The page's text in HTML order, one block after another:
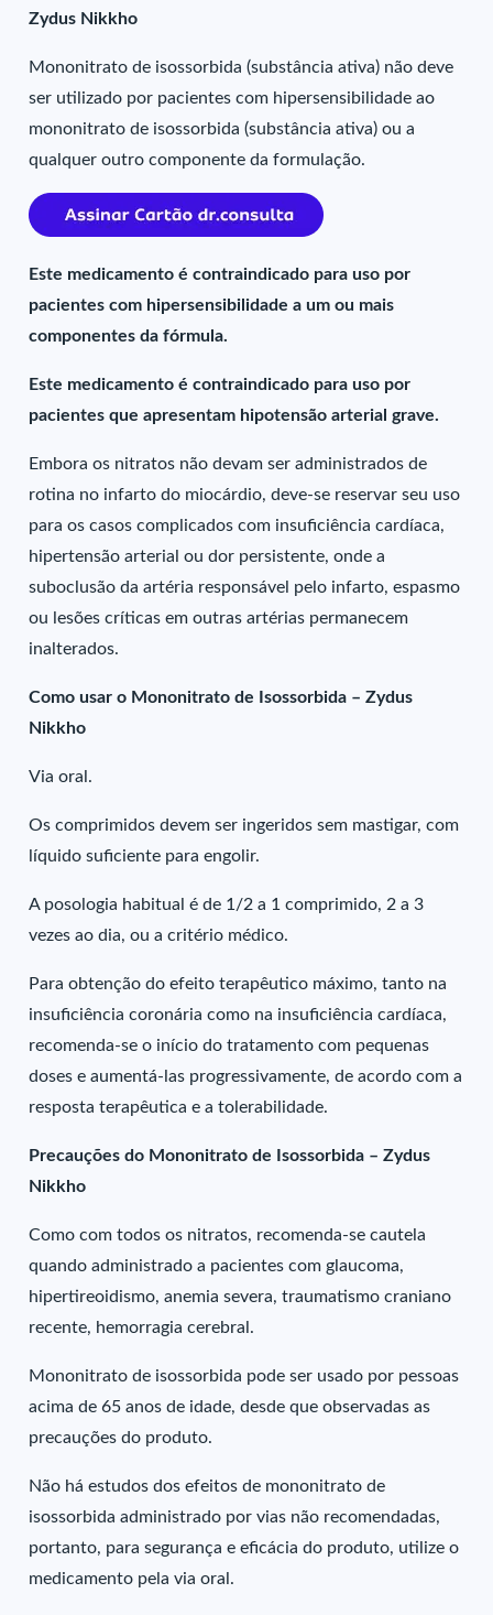
Zydus Nikkho
Mononitrato de isossorbida (substância ativa) não deve
ser utilizado por pacientes com hipersensibilidade ao
mononitrato de isossorbida (substância ativa) ou a
qualquer outro componente da formulação.
Este medicamento é contraindicado para uso por
pacientes com hipersensibilidade a um ou mais
componentes da fórmula.
Este medicamento é contraindicado para uso por
pacientes que apresentam hipotensão arterial grave.
Embora os nitratos não devam ser administrados de
rotina no infarto do miocárdio, deve-se reservar seu uso
para os casos complicados com insuficiência cardíaca,
hipertensão arterial ou dor persistente, onde a
suboclusão da artéria responsável pelo infarto, espasmo
ou lesões críticas em outras artérias permanecem
inalterados.
Como usar o Mononitrato de Isossorbida – Zydus
Nikkho
Via oral.
Os comprimidos devem ser ingeridos sem mastigar, com
líquido suficiente para engolir.
A posologia habitual é de 1/2 a 1 comprimido, 2 a 3
vezes ao dia, ou a critério médico.
Para obtenção do efeito terapêutico máximo, tanto na
insuficiência coronária como na insuficiência cardíaca,
recomenda-se o início do tratamento com pequenas
doses e aumentá-las progressivamente, de acordo com a
resposta terapêutica e a tolerabilidade.
Precauções do Mononitrato de Isossorbida – Zydus
Nikkho
Como com todos os nitratos, recomenda-se cautela
quando administrado a pacientes com glaucoma,
hipertireoidismo, anemia severa, traumatismo craniano
recente, hemorragia cerebral.
Mononitrato de isossorbida pode ser usado por pessoas
acima de 65 anos de idade, desde que observadas as
precauções do produto.
Não há estudos dos efeitos de mononitrato de
isossorbida administrado por vias não recomendadas,
portanto, para segurança e eficácia do produto, utilize o
medicamento pela via oral.